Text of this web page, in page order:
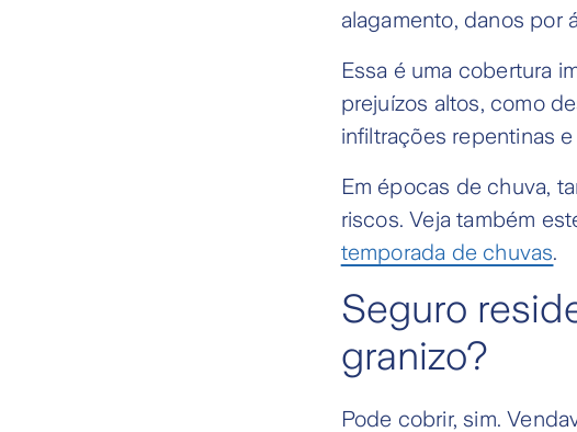
alagamento, danos por
Essa é uma cobertura
prejuízos altos, como
infiltrações repentinas
Em épocas de chuva,
riscos. Veja também
temporada de chuvas.
Seguro
granizo?
Pode cobrir, sim.